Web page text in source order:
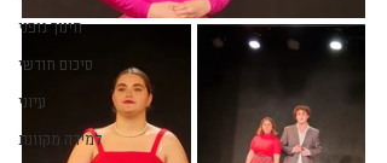
חינוך גופני
סיכום חודשי
עיוני
למידה מקוונת